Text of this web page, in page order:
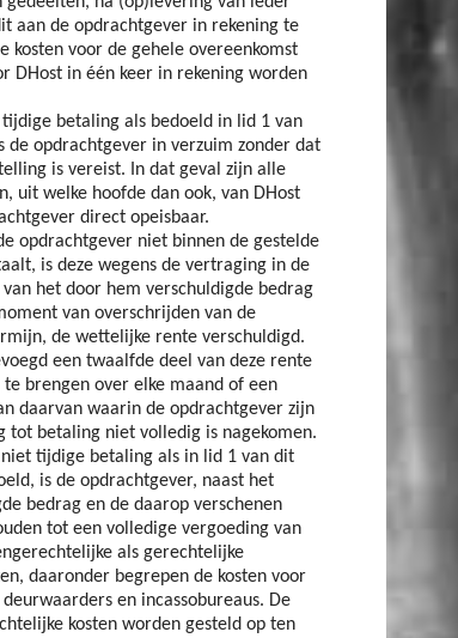
aan de opdrachtgever in rekening te
kosten voor de gehele overeenkomst
DHost in één keer in rekening worden
betaling als bedoeld in lid 1 van
de opdrachtgever in verzuim zonder dat
is vereist. In dat geval zijn alle
uit welke hoofde dan ook, van DHost
direct opeisbaar.
opdrachtgever niet binnen de gestelde
is deze wegens de vertraging in de
het door hem verschuldigde bedrag
van overschrijden van de
de wettelijke rente verschuldigd.
een twaalfde deel van deze rente
te brengen over elke maand of een
daarvan waarin de opdrachtgever zijn
tot betaling niet volledig is nagekomen.
tijdige betaling als in lid 1 van dit
is de opdrachtgever, naast het
bedrag en de daarop verschenen
tot een volledige vergoeding van
als gerechtelijke
daaronder begrepen de kosten voor
en incassobureaus. De
kosten worden gesteld op ten